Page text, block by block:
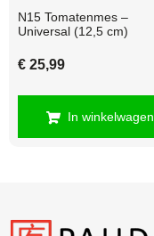
N15 Tomatenmes –
Universal (12,5 cm)
€ 25,99
In winkelwagen